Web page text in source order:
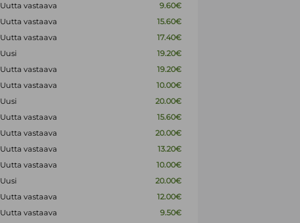
Uutta vastaava
9.60€
Uutta vastaava
15.60€
Uutta vastaava
17.40€
Uusi
19.20€
Uutta vastaava
19.20€
Uutta vastaava
10.00€
Uusi
20.00€
Uutta vastaava
15.60€
Uutta vastaava
20.00€
Uutta vastaava
13.20€
Uutta vastaava
10.00€
Uusi
20.00€
Uutta vastaava
12.00€
Uutta vastaava
9.50€